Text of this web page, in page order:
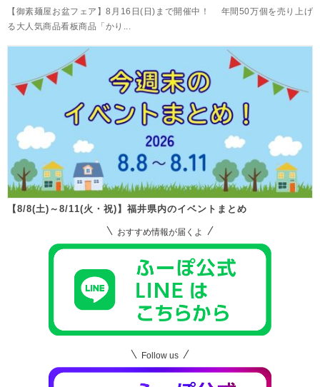
【御素麺屋お盆フェア】8月16日(日)まで開催中！ 年間50万個を売り上げ
る大人気商品看板商品「かり...
【8/8(土)～8/11(火・祝)】福井県内のイベントまとめ
おすすめ情報が届くよ
Follow us